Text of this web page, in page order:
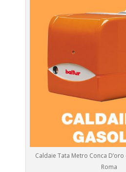
Caldaie Tata Metro Conca
Roma